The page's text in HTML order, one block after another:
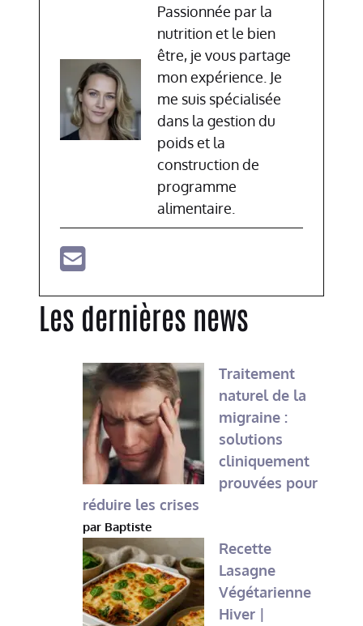
Passionnée par la
nutrition et le bien
être, je vous partage
mon expérience. Je
me suis spécialisée
dans la gestion du
poids et la
construction de
programme
alimentaire.
Les dernières news
Traitement
naturel de la
migraine :
solutions
cliniquement
prouvées pour
réduire les crises
par Baptiste
Recette
Lasagne
Végétarienne
Hiver |